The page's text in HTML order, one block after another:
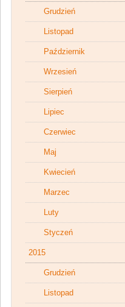
Grudzień
Listopad
Październik
Wrzesień
Sierpień
Lipiec
Czerwiec
Maj
Kwiecień
Marzec
Luty
Styczeń
2015
Grudzień
Listopad